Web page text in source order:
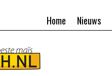
Nieuws
Home